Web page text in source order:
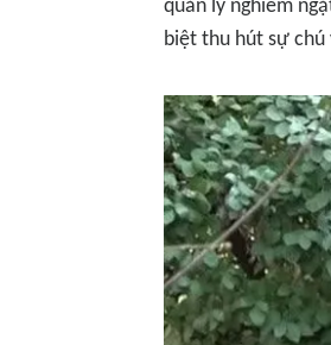
quản lý nghiêm
biệt thu hút sự chú